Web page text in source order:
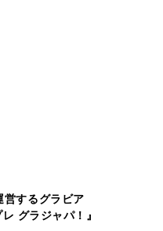
営するグラビア
グラジャパ！』